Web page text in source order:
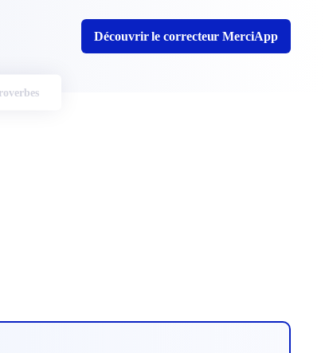
Découvrir le correcteur MerciApp